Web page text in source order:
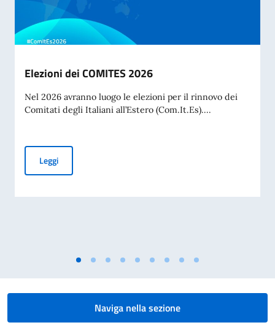
Elezioni dei COMITES 2026
Nel 2026 avranno luogo le elezioni per il rinnovo dei
Comitati degli Italiani all’Estero (Com.It.Es)....
LeggiElezioni dei COMITES 2026
Naviga nella sezione